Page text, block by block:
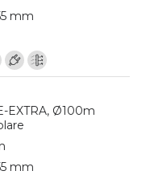
mm
EXTRA, Ø100m
mm